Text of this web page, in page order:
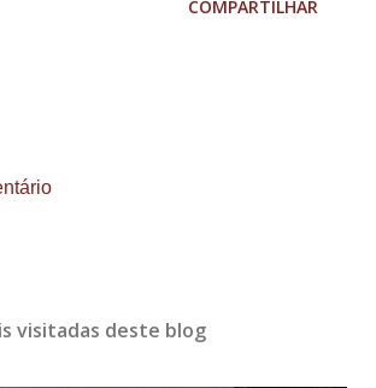
COMPARTILHAR
visitadas deste blog